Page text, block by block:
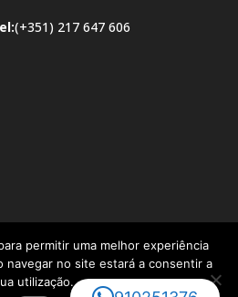
(+351) 217 647 606
permitir uma melhor experiência
navegar no site estará a consentir a
utilização.